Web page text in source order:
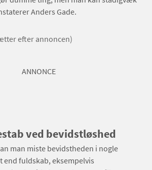
Anders Gade.
efter annoncen)
ANNONCE
ved bevidstløshed
man miste bevidstheden i nogle
end fuldskab, eksempelvis